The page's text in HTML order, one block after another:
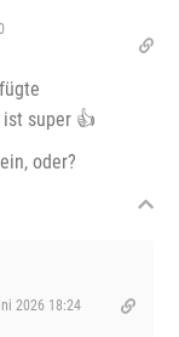
super 👍
oder?
2026 18:24